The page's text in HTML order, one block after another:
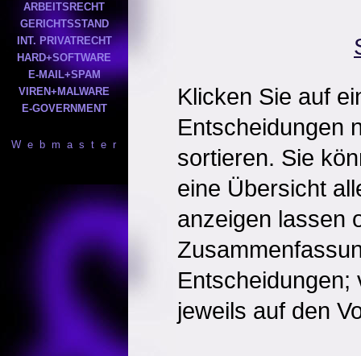
ARBEITSRECHT
GERICHTSSTAND
INT. PRIVATRECHT
HARD+SOFTWARE
E-MAIL+SPAM
VIREN+MALWARE
E-GOVERNMENT
W e b m a s t e r
Klicken Sie auf
Entscheidungen
sortieren. Sie
eine Übersicht
anzeigen lassen
Entscheidungen;
jeweils auf den